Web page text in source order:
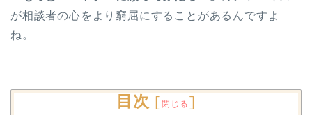
が相談者の心をより窮屈にすることがあるんですよ
ね。
目次 [閉じる ]